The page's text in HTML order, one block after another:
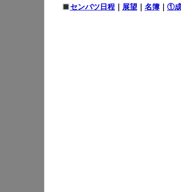
センバツ日程｜ 展望｜ 名簿｜ ①